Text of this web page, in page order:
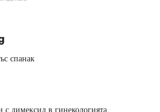
спанак